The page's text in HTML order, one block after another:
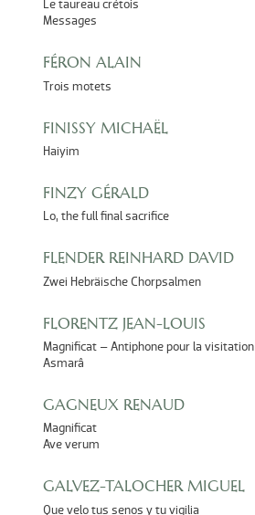
Le taureau crétois
Messages
FÉRON ALAIN
Trois motets
FINISSY MICHAËL
Haiyim
FINZY GÉRALD
Lo, the full final sacrifice
FLENDER REINHARD DAVID
Zwei Hebräische Chorpsalmen
FLORENTZ JEAN-LOUIS
Magnificat – Antiphone pour la visitation
Asmarâ
GAGNEUX RENAUD
Magnificat
Ave verum
GALVEZ-TALOCHER MIGUEL
Que velo tus senos y tu vigilia